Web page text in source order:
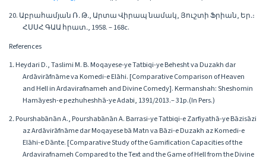
20. Աբրահամյան Ռ․ Թ․, Արտա Վիրապ նամակ, Յուշտի Ֆրիան, Եր․։
ՀՍՍՀ ԳԱԱ հրատ․, 1958. – 168с.
References
1․ Heydari D., Taslimi M. B. Moqayese-ye Tatbiqi-ye Behesht va Duzakh dar
Ardāvirāfnāme va Komedi-e Elāhi. [Comparative Comparison of Heaven
and Hell in Ardavirafnameh and Divine Comedy]. Kermanshah: Sheshomin
Hamāyesh-e pezhuheshhā-ye Adabi, 1391/2013.– 31p.(In Pers.)
2․ Pourshabānān A., Pourshabānān A. Barrasi-ye Tatbiqi-e Zarfiyathā-ye Bāzisāzi
az Ardāvirāfnāme dar Moqayese bā Matn va Bāzi-e Duzakh az Komedi-e
Elāhi-e Dānte. [Comparative Study of the Gamification Capacities of the
Ardavirafnameh Compared to the Text and the Game of Hell from the Divine